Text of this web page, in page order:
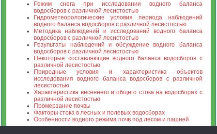
Режим снега при исследовании водного баланса
водосборов с различной лесистостью
Гидрометеорологические условия периода наблюдений
водного баланса водосборов с различной лесистостью
Методика наблюдений и исследований водного баланса
водосборов с различной лесистостью
Результаты наблюдений и обсуждение водного баланса
водосборов с различной лесистостью
Некоторые составляющие водного баланса водосборов с
различной лесистостью
Природные условия и характеристика объектов
исследования водного баланса водосборов с различной
лесистостью
Характеристика весеннего и общего стока на водосборах с
различной лесистостью
Промерзание почвы
Факторы стока в лесных и полевых водосборах
Особенности водного режима почв под лесом и пашней